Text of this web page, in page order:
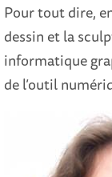
Pour tout dire,
dessin et la
informatique
de l’outil